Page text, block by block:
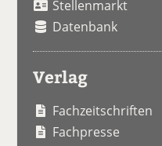
Stellenmarkt
Datenbank
Verlag
Fachzeitschriften
Fachpresse